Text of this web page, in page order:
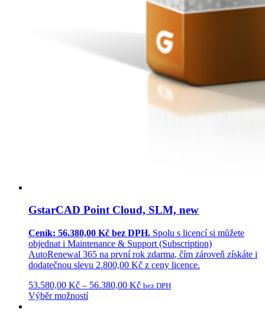
GstarCAD Point Cloud, SLM, new
Ceník: 56.380,00 Kč bez DPH. Spolu s licencí si můžete
objednat i Maintenance & Support (Subscription)
AutoRenewal 365 na první rok zdarma, čím zároveň získáte i
dodatečnou slevu 2.800,00 Kč z ceny licence.
53.580,00 Kč – 56.380,00 Kč bez DPH
Výběr možností